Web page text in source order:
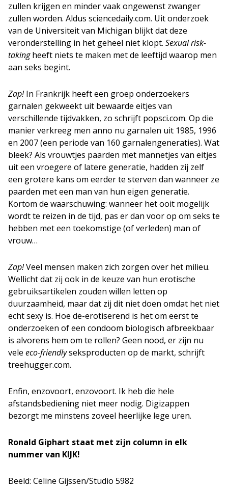
zullen krijgen en minder vaak ongewenst zwanger
zullen worden. Aldus sciencedaily.com. Uit onderzoek
van de Universiteit van Michigan blijkt dat deze
veronderstelling in het geheel niet klopt. Sexual risk-
takingheeft niets te maken met de leeftijd waarop men
aan seks begint.
Zap!In Frankrijk heeft een groep onderzoekers
garnalen gekweekt uit bewaarde eitjes van
verschillende tijdvakken, zo schrijft popsci.com. Op die
manier verkreeg men anno nu garnalen uit 1985, 1996
en 2007 (een periode van 160 garnalengeneraties). Wat
bleek? Als vrouwtjes paarden met mannetjes van eitjes
uit een vroegere of latere generatie, hadden zij zelf
een grotere kans om eerder te sterven dan wanneer ze
paarden met een man van hun eigen generatie.
Kortom de waarschuwing: wanneer het ooit mogelijk
wordt te reizen in de tijd, pas er dan voor op om seks te
hebben met een toekomstige (of verleden) man of
vrouw…
Zap!Veel mensen maken zich zorgen over het milieu.
Wellicht dat zij ook in de keuze van hun erotische
gebruiksartikelen zouden willen letten op
duurzaamheid, maar dat zij dit niet doen omdat het niet
echt sexy is. Hoe de-erotiserend is het om eerst te
onderzoeken of een condoom biologisch afbreekbaar
is alvorens hem om te rollen? Geen nood, er zijn nu
vele eco-friendlyseksproducten op de markt, schrijft
treehugger.com.
Enfin, enzovoort, enzovoort. Ik heb die hele
afstandsbediening niet meer nodig. Digizappen
bezorgt me minstens zoveel heerlijke lege uren.
Ronald Giphart staat met zijn column in elk
nummer van KIJK!
Beeld: Celine Gijssen/Studio 5982